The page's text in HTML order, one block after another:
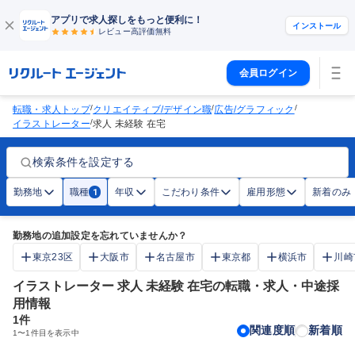
アプリで求人探しをもっと便利に！
レビュー高評価無料
インストール
会員ログイン
転職・求人トップ/クリエイティブ/デザイン職/広告/グラフィック /
イラストレーター/求人 未経験 在宅
検索条件を設定する
勤務地 職種 1 年収 こだわり条件 雇用形態 新着のみ
勤務地の追加設定を忘れていませんか？
東京23区
大阪市 名古屋市 東京都 横浜市 川
イラストレーター 求人 未経験 在宅の転職・求人・中途採
用情報
1件
1〜1 件目を表示中 関連度順 新着順